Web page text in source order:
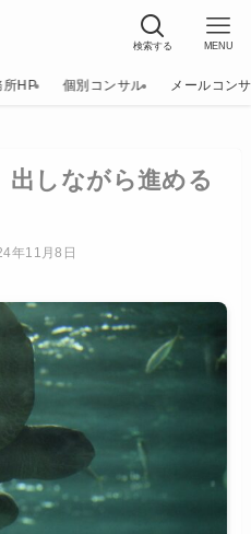
検索する MENU
所HP 個別コンサル メールコン
出しながら進める
年11月8日